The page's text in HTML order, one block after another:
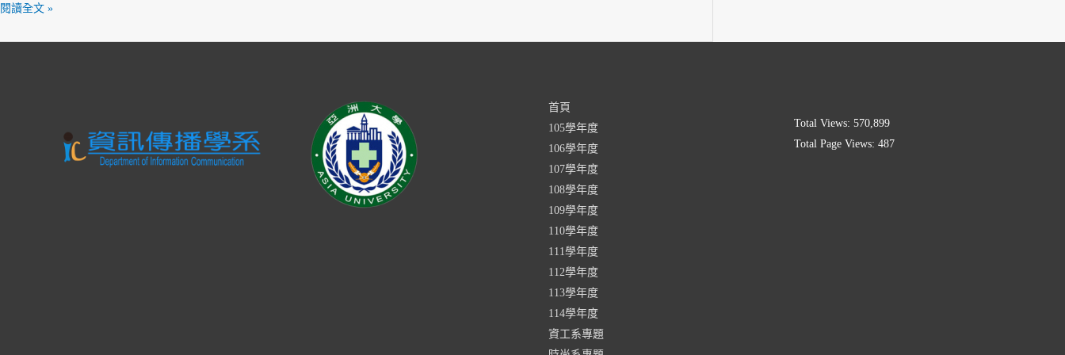
互
閱讀全文 »
首頁
105學年度
106學年度
107學年度
108學年度
109學年度
110學年度
111學年度
112學年度
113學年度
114學年度
資工系專題
Total Views: 570,899
Total Page Views: 487